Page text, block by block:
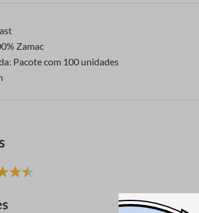
Zamac
Pacote com 100 unidades